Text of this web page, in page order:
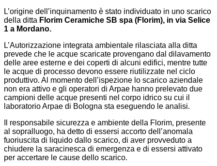
L’origine dell’inquinamento è stato individuato in uno scarico
della ditta Florim Ceramiche SB spa (Florim), in via Selice
1 a Mordano.
L’Autorizzazione integrata ambientale rilasciata alla ditta
prevede che le acque scaricate provengano dal dilavamento
delle aree esterne e dei coperti di alcuni edifici, mentre tutte
le acque di processo devono essere riutilizzate nel ciclo
produttivo. Al momento dell’ispezione lo scarico aziendale
non era attivo e gli operatori di Arpae hanno prelevato due
campioni delle acque presenti nel corpo idrico su cui il
laboratorio Arpae di Bologna sta eseguendo le analisi.
Il responsabile sicurezza e ambiente della Florim, presente
al sopralluogo, ha detto di essersi accorto dell’anomala
fuoriuscita di liquido dallo scarico, di aver provveduto a
chiudere la saracinesca di emergenza e di essersi attivato
per accertare le cause dello scarico.